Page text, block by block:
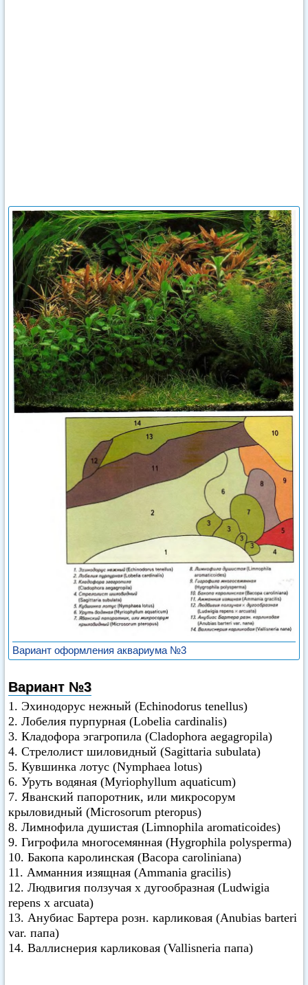
Вариант оформления аквариума №3
Вариант №3
1. Эхинодорус нежный (Echinodorus tenellus)
2. Лобелия пурпурная (Lobelia cardinalis)
3. Кладофора эгагропила (Cladophora aegagropila)
4. Стрелолист шиловидный (Sagittaria subulata)
5. Кувшинка лотус (Nymphaea lotus)
6. Уруть водяная (Myriophyllum aquaticum)
7. Яванский папоротник, или микросорум
крыловидный (Microsorum pteropus)
8. Лимнофила душистая (Limnophila aromaticoides)
9. Гигрофила многосемянная (Hygrophila polysperma)
10. Бакопа каролинская (Васора caroliniana)
11. Амманния изящная (Ammania gracilis)
12. Людвигия ползучая х дугообразная (Ludwigia
repens х arcuata)
13. Анубиас Бартера розн. карликовая (Anubias barteri
var. папа)
14. Валлиснерия карликовая (Vallisneria папа)